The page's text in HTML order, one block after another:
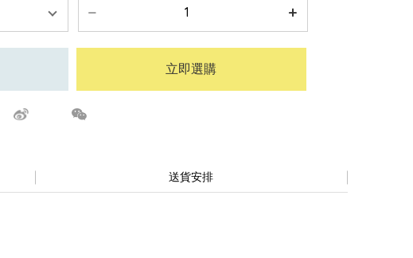
立即選購
送貨安排